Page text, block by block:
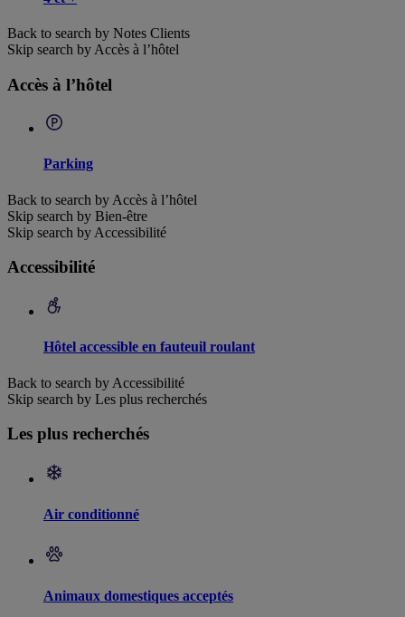
Back to search by Notes Clients
Skip search by Accès à l’hôtel
Accès à l’hôtel
Parking
Back to search by Accès à l’hôtel
Skip search by Bien-être
Skip search by Accessibilité
Accessibilité
Hôtel accessible en fauteuil roulant
Back to search by Accessibilité
Skip search by Les plus recherchés
Les plus recherchés
Air conditionné
Animaux domestiques acceptés